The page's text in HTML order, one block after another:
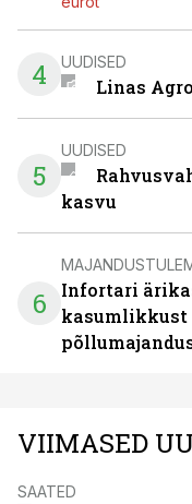
4 UUDISED
Linas
5
UUDISED
kasvu
6
Infortari
kasumlikkust
VIIMASED
SAATED